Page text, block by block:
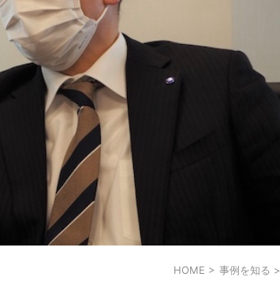
HOME > 事例を知る >